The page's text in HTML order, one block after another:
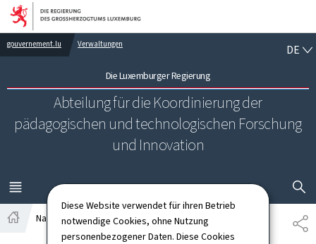
Diese Website verwendet für ihren Betrieb
notwendige Cookies, ohne Nutzung
personenbezogener Daten. Diese Cookies
Zur Hauptnavigation
Zum Inhalt
gouvernement.lu Verwaltungen
Die Luxemburger Regierung
Abteilung für die Koordinierung der
pädagogischen und technologischen Forschung
und Innovation
DE
MENÜ
HAUPT-
Nachrichten